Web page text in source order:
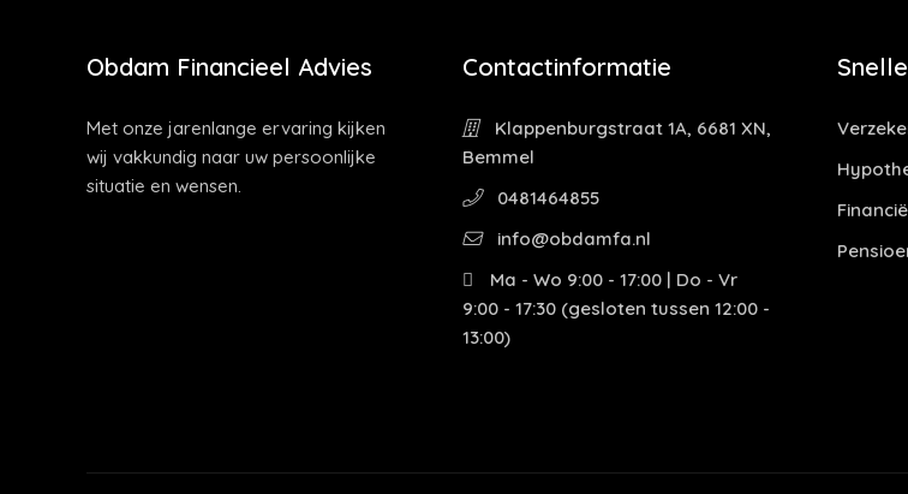
Obdam Financieel Advies
Met onze jarenlange ervaring kijken
wij vakkundig naar uw persoonlijke
situatie en wensen.
Contactinformatie
Klappenburgstraat 1A, 6681 XN,
Bemmel
0481464855
info@obdamfa.nl
Ma - Wo 9:00 - 17:00 | Do - Vr
9:00 - 17:30 (gesloten tussen 12:00 -
13:00)